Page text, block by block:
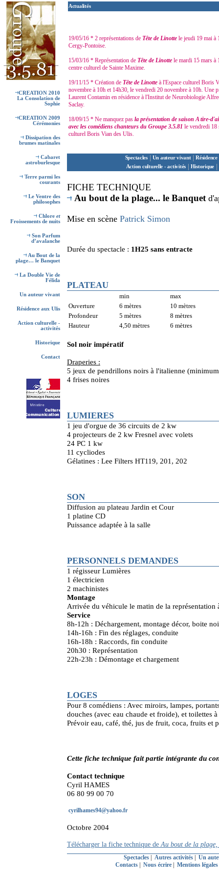
CREATION 2010
La Consolation de
Sophie
CREATION 2009
Cérémonies
Dissipation des
brumes matinales
Cabaret
astroburlesque
Terre parmi les
courants
Le Ventre des
philosophes
Chlore et
Froissements de nuits
Son Parfum
d’avalanche
Au Bout de la
plage… le Banquet
La Double Vie de
Félida
Un auteur vivant
Résidence aux Ulis
Action culturelle -
activités
Historique
Contact
Actualités
19/05/16 * 2 représentations de Tête de Linotte le jeudi 19 mai à
Cergy-Pontoise.
15/03/16 * Représentation de Tête de Linotte le mardi 15 mars à
centre culturel de Sainte Maxime.
19/11/15 * Création de Tête de Linotte à l'Espace culturel Boris
novembre à 10h et 14h30, le vendredi 20 novembre à 10h. Une
Laurent Contamin en résidence à l'Institut de Neurobiologie
Saclay.
18/09/15 * Ne manquez pas la présentation de saison A tire-
avec les comédiens chanteurs du Groupe 3.5.81 le vendredi 18
culturel Boris Vian des Ulis.
Spectacles | Un auteur vivant |
Action culturelle - activités | Historique |
FICHE TECHNIQUE
Au bout de la plage... le Banquet
Mise en scène Patrick Simon
Durée du spectacle : 1H25 sans entracte
PLATEAU
min
max
Ouverture
6 mètres
10 mètres
Profondeur
5 mètres
8 mètres
Hauteur
4,50 mètres 6 mètres
Sol noir impératif
Draperies :
5 jeux de pendrillons noirs à l'italienne
4 frises noires
LUMIERES
1 jeu d'orgue de 36 circuits de 2 kw
4 projecteurs de 2 kw Fresnel avec volets
24 PC 1 kw
11 cycliodes
Gélatines : Lee Filters HT119, 201, 202
SON
Diffusion au plateau Jardin et Cour
1 platine CD
Puissance adaptée à la salle
PERSONNELS DEMANDES
1 régisseur Lumières
1 électricien
2 machinistes
Montage
Arrivée du véhicule le matin de la représentation
Service
8h-12h : Déchargement, montage décor, boite
14h-16h : Fin des réglages, conduite
16h-18h : Raccords, fin conduite
20h30 : Représentation
22h-23h : Démontage et chargement
LOGES
Pour 8 comédiens : Avec miroirs, lampes,
douches (avec eau chaude et froide), et toilettes
Prévoir eau, café, thé, jus de fruit, coca, fruits et
Cette fiche technique fait partie intégrante du
Contact technique
Cyril HAMES
06 80 99 00 70
cyrilhames94@yahoo.fr
Octobre 2004
Télécharger la fiche technique deAu bout de la plage,
Spectacles| Autres activités|
Un
Contacts| Nous écrire| Mentions légales